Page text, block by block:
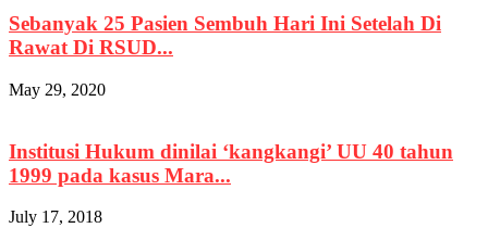
Sebanyak 25 Pasien Sembuh Hari Ini Setelah Di
Rawat Di RSUD...
May 29, 2020
Institusi Hukum dinilai ‘kangkangi’ UU 40 tahun
1999 pada kasus Mara...
July 17, 2018